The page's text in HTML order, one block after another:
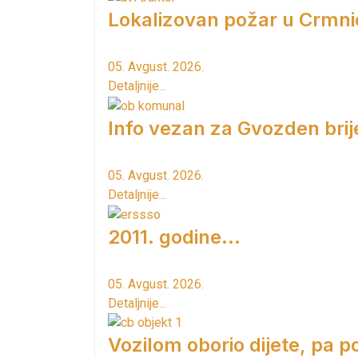
Lokalizovan požar u
05. Avgust. 2026.
Detaljnije...
Info vezan za Gvozden
05. Avgust. 2026.
Detaljnije...
2011. godine...
05. Avgust. 2026.
Detaljnije...
Vozilom oborio dijete, pa